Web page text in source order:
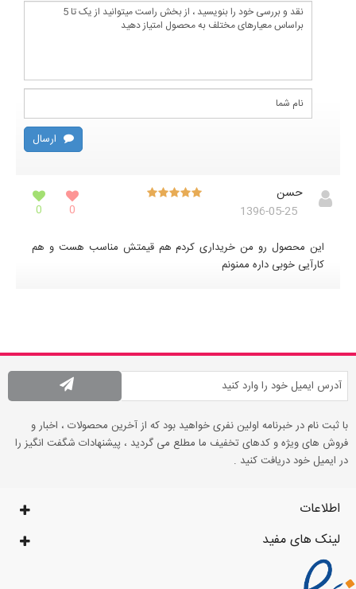
ارسال
حسن
1396-05-25
0
0
این محصول رو من خریداری کردم هم قیمتش مناسب هست و هم
کارآیی خوبی داره ممنونم
با ثبت نام در خبرنامه اولین نفری خواهید بود که از آخرین محصولات ، اخبار و
فروش های ویژه و کدهای تخفیف ما مطلع می گردید ، پیشنهادات شگفت انگیز را
در ایمیل خود دریافت کنید .
اطلاعات
لینک های مفید